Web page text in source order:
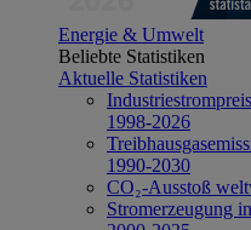
Energie & Umwelt
Beliebte Statistiken
Aktuelle Statistiken
1998-2026
1990-2030
CO₂-Ausstoß
Stromerzeugung